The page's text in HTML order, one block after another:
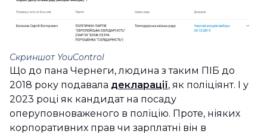
Скриншот YouControl
Що до пана Чернеги, людина з таким ПІБ до
2018 року подавала декларації, як поліціянт. І у
2023 році як кандидат на посаду
оперуповноваженого в поліцію. Проте, ніяких
корпоративних прав чи зарплатні він в